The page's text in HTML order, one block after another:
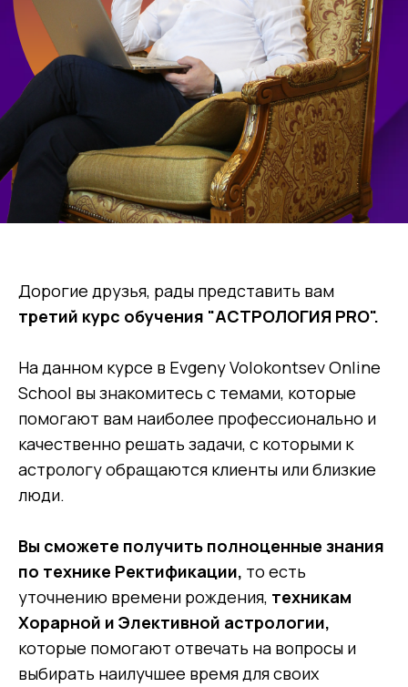
Дорогие друзья, рады представить вам
третий курс обучения "АСТРОЛОГИЯ PRO".
На данном курсе в Evgeny Volokontsev Online
School вы знакомитесь с темами, которые
помогают вам наиболее профессионально и
качественно решать задачи, с которыми к
астрологу обращаются клиенты или близкие
люди.
Вы сможете получить полноценные знания
по технике Ректификации, то есть
уточнению времени рождения, техникам
Хорарной и Элективной астрологии,
которые помогают отвечать на вопросы и
выбирать наилучшее время для своих